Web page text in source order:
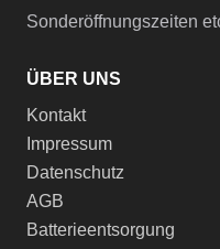
Sonderöffnungszeiten
ÜBER UNS
Kontakt
Impressum
Datenschutz
AGB
Batterieentsorgung